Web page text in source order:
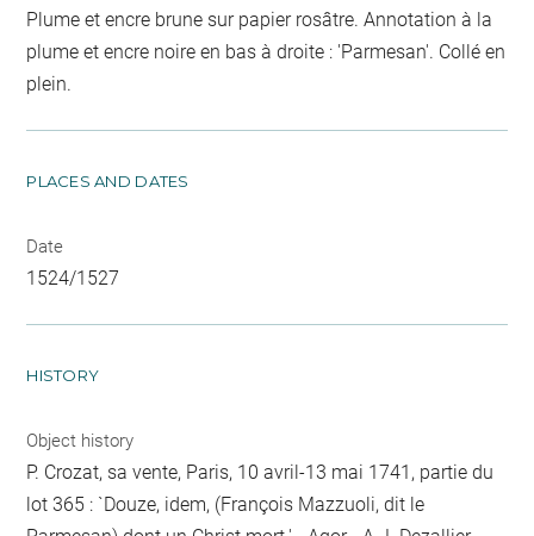
Plume et encre brune sur papier rosâtre. Annotation à la
plume et encre noire en bas à droite : 'Parmesan'. Collé en
plein.
PLACES AND DATES
Date
1524/1527
HISTORY
Object history
P. Crozat, sa vente, Paris, 10 avril-13 mai 1741, partie du
lot 365 : `Douze, idem, (François Mazzuoli, dit le